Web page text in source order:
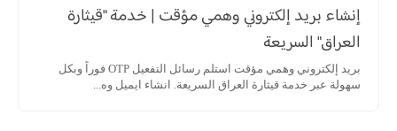
إنشاء بريد إلكتروني وهمي مؤقت | خدمة "قيثارة
العراق" السريعة
بريد إلكتروني وهمي مؤقت استلم رسائل التفعيل OTP فوراً وبكل
سهولة عبر خدمة قيثارة العراق السريعة. انشاء ايميل وه...